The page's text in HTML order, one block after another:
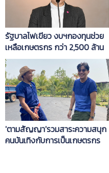
รัฐบาลไฟเขียว งบฯกองทุนช่วย
เหลือเกษตรกร กว่า 2,500 ล้าน
บาท
'ตามสัญญา'รวมสาระความสนุก
คนบันเทิงกับการเป็นเกษตรกร